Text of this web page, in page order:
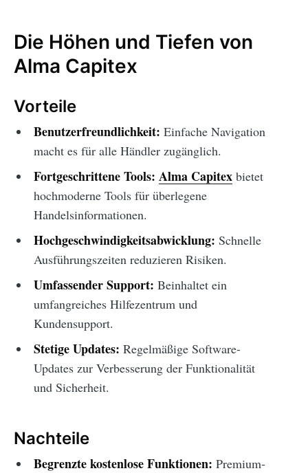
Die Höhen und Tiefen von
Alma Capitex
Vorteile
Benutzerfreundlichkeit: Einfache Navigation
macht es für alle Händler zugänglich.
Fortgeschrittene Tools: Alma Capitexbietet
hochmoderne Tools für überlegene
Handelsinformationen.
Hochgeschwindigkeitsabwicklung: Schnelle
Ausführungszeiten reduzieren Risiken.
Umfassender Support: Beinhaltet ein
umfangreiches Hilfezentrum und
Kundensupport.
Stetige Updates: Regelmäßige Software-
Updates zur Verbesserung der Funktionalität
und Sicherheit.
Nachteile
Begrenzte kostenlose Funktionen: Premium-